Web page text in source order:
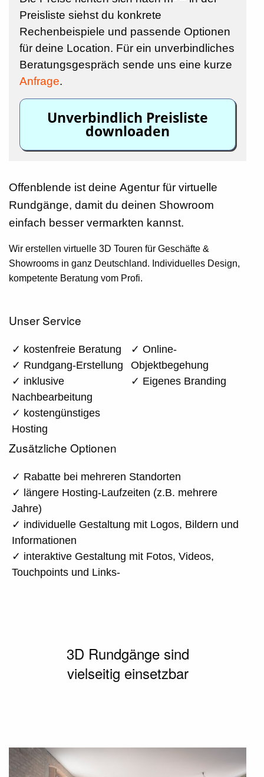
Preisliste siehst du konkrete
Rechenbeispiele und passende Optionen
für deine Location. Für ein unverbindliches
Beratungsgespräch sende uns eine kurze
Anfrage.
Unverbindlich Preisliste
downloaden
Offenblende ist deine Agentur für virtuelle
Rundgänge, damit du deinen Showroom
einfach besser vermarkten kannst.
Wir erstellen virtuelle 3D Touren für Geschäfte &
Showrooms in ganz Deutschland. Individuelles Design,
kompetente Beratung vom Profi.
Unser Service
✓ kostenfreie Beratung
✓ Rundgang-Erstellung
✓ inklusive
Nachbearbeitung
✓ kostengünstiges
Hosting
✓ Online-
Objektbegehung
✓ Eigenes Branding
Zusätzliche Optionen
✓ Rabatte bei mehreren Standorten
✓ längere Hosting-Laufzeiten (z.B. mehrere
Jahre)
✓ individuelle Gestaltung mit Logos, Bildern und
Informationen
✓ interaktive Gestaltung mit Fotos, Videos,
Touchpoints und Links-
3D Rundgänge sind
vielseitig einsetzbar